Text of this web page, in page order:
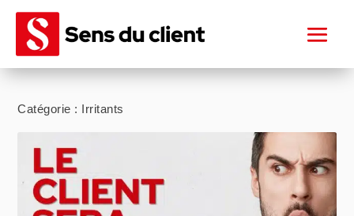
Catégorie : Irritants